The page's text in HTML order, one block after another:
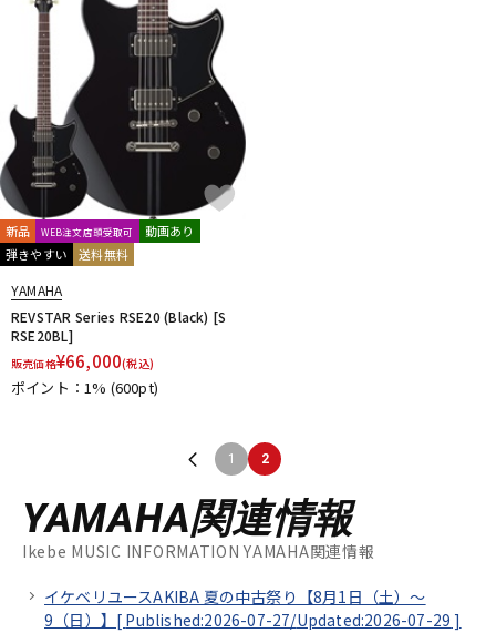
新品 WEB注文店頭受取可
動画あり
弾きやすい
送料無料
YAMAHA
REVSTAR Series RSE20 (Black) [S
RSE20BL]
販売価格¥66,000(税込)
ポイント：1% (600pt)
1 2
YAMAHA関連情報
Ikebe MUSIC INFORMATION YAMAHA関連情報
イケベリユースAKIBA 夏の中古祭り【8月1日（土）～
9（日）】[ Published:2026-07-27/Updated:2026-07-29 ]